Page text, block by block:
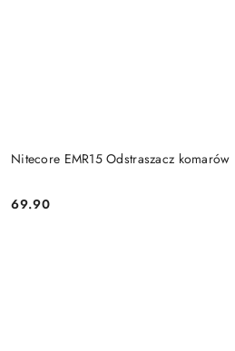
Nitecore EMR15 Odstraszacz komarów
Cena:
69.90